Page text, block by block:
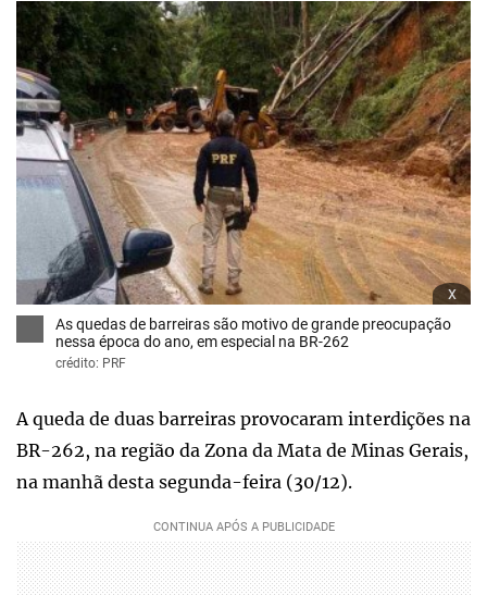
x
As quedas de barreiras são motivo de grande preocupação
nessa época do ano, em especial na BR-262
crédito: PRF
A queda de duas barreiras provocaram interdições na
BR-262, na região da Zona da Mata de Minas Gerais,
na manhã desta segunda-feira (30/12).